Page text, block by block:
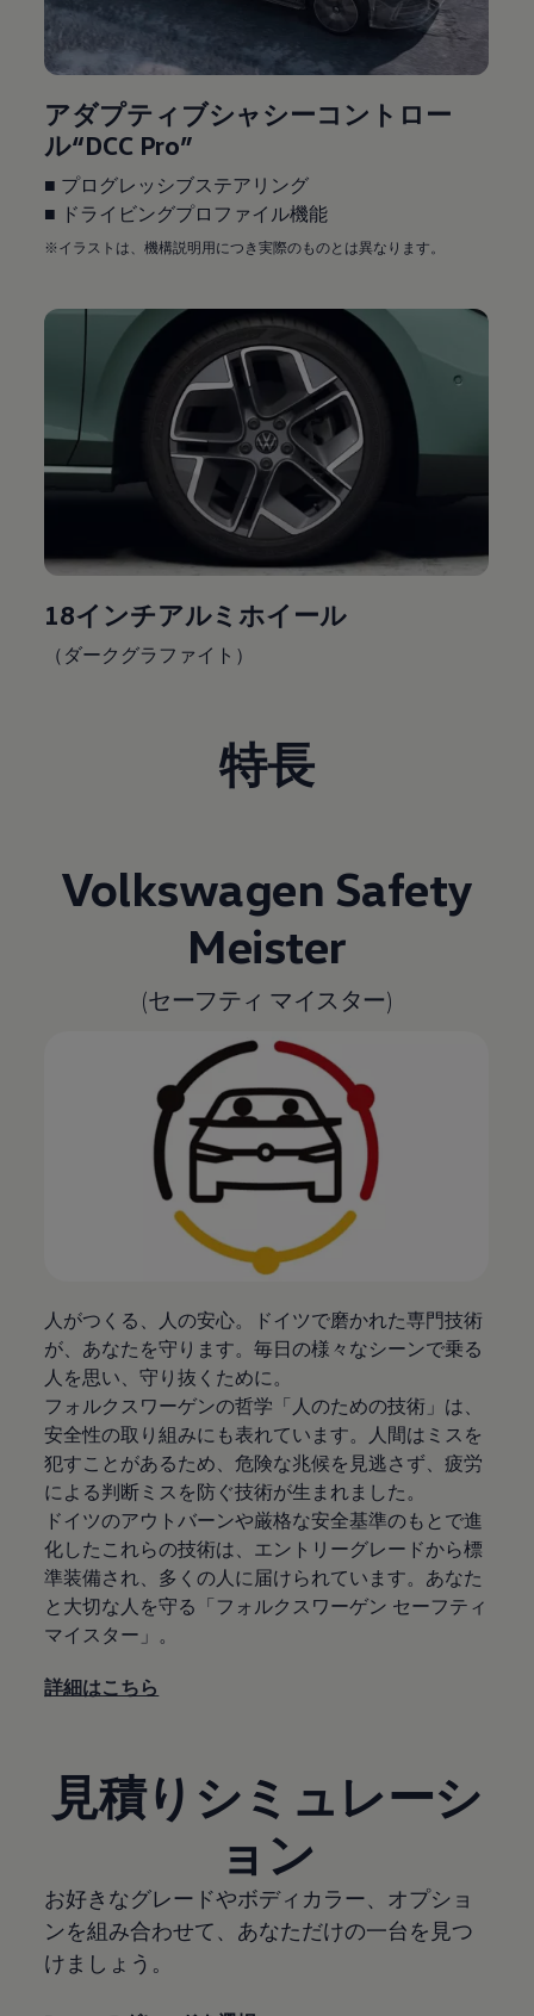
アダプティブシャシーコントロー
ル“DCC Pro”
■ プログレッシブステアリング
■ ドライビングプロファイル機能
※イラストは、機構説明用につき実際のものとは異なります。
18インチアルミホイール
（ダークグラファイト）
特長
Volkswagen Safety
Meister
(セーフティ マイスター)
人がつくる、人の安心。ドイツで磨かれた専門技術
が、あなたを守ります。毎日の様々なシーンで乗る
人を思い、守り抜くために。
フォルクスワーゲンの哲学「人のための技術」は、
安全性の取り組みにも表れています。人間はミスを
犯すことがあるため、危険な兆候を見逃さず、疲労
による判断ミスを防ぐ技術が生まれました。
ドイツのアウトバーンや厳格な安全基準のもとで進
化したこれらの技術は、エントリーグレードから標
準装備され、多くの人に届けられています。あなた
と大切な人を守る「フォルクスワーゲン セーフティ
マイスター」。
詳細はこちら
見積りシミュレーシ
ョン
お好きなグレードやボディカラー、オプショ
ンを組み合わせて、あなただけの一台を見つ
けましょう。